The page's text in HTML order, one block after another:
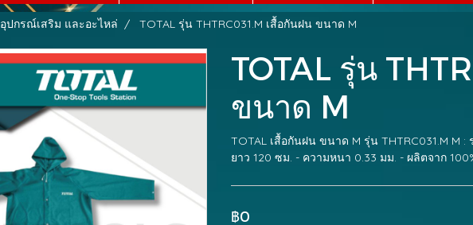
อุปกรณ์เสริม และอะไหล่ TOTAL รุ่น THTRC031.M เสื้อกันฝน ขนาด M
TOTAL รุ่น
ขนาด M
TOTAL เสื้อกันฝน ขนาด M รุ่น THTRC031.M
ยาว 120 ซม. - ความหนา 0.33 มม. - ผลิตจาก
฿0